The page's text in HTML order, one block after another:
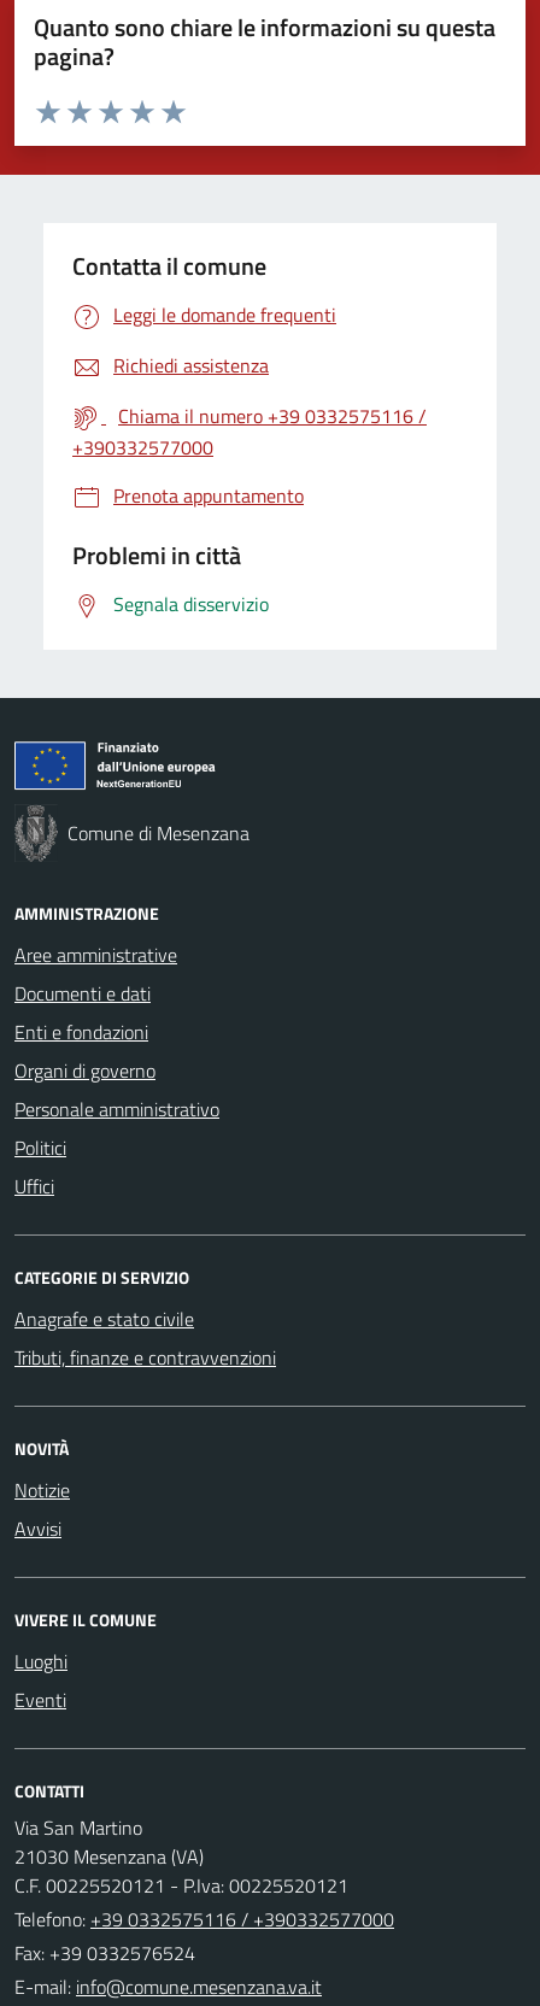
Quanto sono chiare le informazioni su questa
pagina?
Valuta da 1 a 5 stelle la pagina
Valuta 5 stelle su 5
Valuta 4 stelle su 5
Valuta 3 stelle su 5
Valuta 2 stelle su 5
Valuta 1 stelle su 5
Contatta il comune
Leggi le domande frequenti
Richiedi assistenza
Chiama il numero +39 0332575116 /
+390332577000
Prenota appuntamento
Problemi in città
Segnala disservizio
Comune di Mesenzana
AMMINISTRAZIONE
Aree amministrative
Documenti e dati
Enti e fondazioni
Organi di governo
Personale amministrativo
Politici
Uffici
CATEGORIE DI SERVIZIO
Anagrafe e stato civile
Tributi, finanze e contravvenzioni
NOVITÀ
Notizie
Avvisi
VIVERE IL COMUNE
Luoghi
Eventi
CONTATTI
Via San Martino
21030 Mesenzana (VA)
C.F. 00225520121 - P.Iva: 00225520121
Telefono: +39 0332575116 / +390332577000
Fax: +39 0332576524
E-mail: